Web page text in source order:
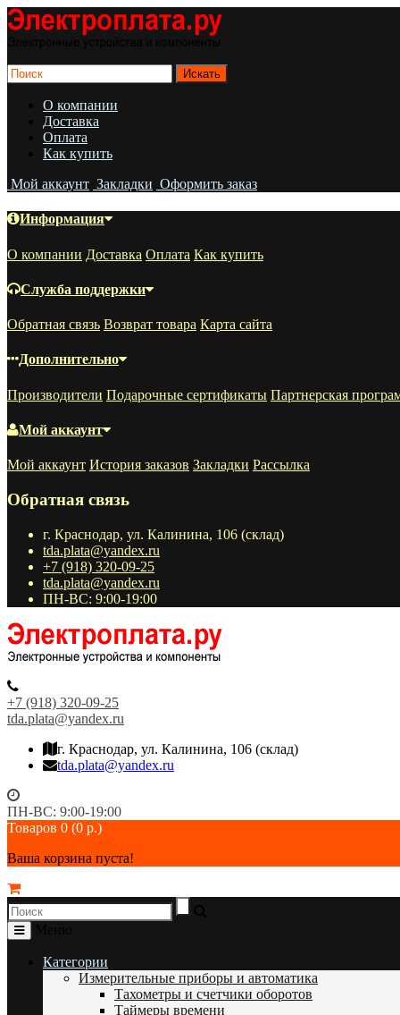
О компании
Доставка
Оплата
Как купить
Мой аккаунт Закладки Оформить заказ
Информация
О компании Доставка Оплата Как купить
Служба поддержки
Обратная связь Возврат товара Карта сайта
Дополнительно
Производители Подарочные сертификаты Партнерская
Мой аккаунт
Мой аккаунт История заказов Закладки Рассылка
Обратная связь
г. Краснодар, ул. Калинина, 106 (склад)
tda.plata@yandex.ru
+7 (918) 320-09-25
tda.plata@yandex.ru
ПН-ВС: 9:00-19:00
+7 (918) 320-09-25
tda.plata@yandex.ru
г. Краснодар, ул. Калинина, 106 (склад)
tda.plata@yandex.ru
ПН-ВС: 9:00-19:00
Товаров 0 (0 р.)
Ваша корзина пуста!
Категории
Измерительные приборы и автоматика
Тахометры и счетчики оборотов
Таймеры времени